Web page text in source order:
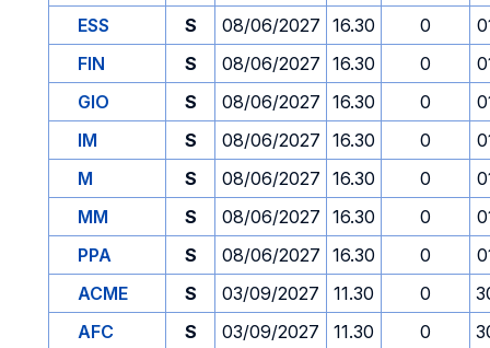
ESS
S 08/06/2027 16.30 0
FIN
S 08/06/2027 16.30 0
GIO
S 08/06/2027 16.30 0
IM
S 08/06/2027 16.30 0
M
S 08/06/2027 16.30 0
MM
S 08/06/2027 16.30 0
PPA
S 08/06/2027 16.30 0
ACME
S 03/09/2027 11.30 0
AFC
S 03/09/2027 11.30 0